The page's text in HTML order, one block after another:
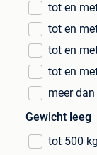
tot en
tot en
tot en
tot en
meer
Gewicht leeg
tot 500 kg